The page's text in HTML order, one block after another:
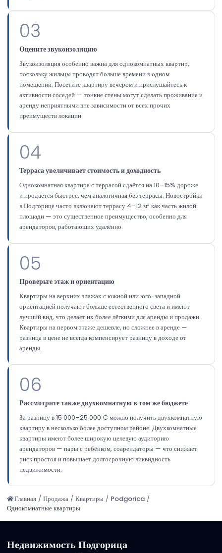
03
Оцените звукоизоляцию
Звукоизоляция особенно важна для однокомнатных квартир,
поскольку жильцы проводят больше времени в одном
помещении. Посетите квартиру вечером и прислушайтесь к
активности соседей — тонкие стены могут сделать проживание и
аренду неприятными вне зависимости от всех прочих
преимуществ локации.
04
Терраса увеличивает стоимость и доходность
Однокомнатная квартира с террасой сдаётся на 10–15% дороже
и продаётся быстрее, чем аналогичная без террасы. Новостройки
в Подгорице часто включают террасу 4–12 м² как часть жилой
площади — это существенное преимущество, особенно для
арендаторов, работающих удалённо.
05
Проверьте этаж и ориентацию
Квартиры на верхних этажах с южной или юго-западной
ориентацией получают больше естественного света и имеют
лучший вид, что делает их более лёгкими для аренды и продажи.
Квартиры на первом этаже дешевле, но сложнее в аренде —
разница в цене не всегда компенсирует разницу в доходе от
аренды.
06
Рассмотрите также двухкомнатную в том же бюджете
За разницу в 15 000–25 000 € можно получить двухкомнатную
квартиру в несколько более доступном районе. Двухкомнатные
квартиры имеют более широкую целевую аудиторию
арендаторов — пары с ребёнком, соарендаторы — что снижает
риск простоя и повышает долгосрочную ликвидность
недвижимости.
Главная / Продажа / Квартиры / Podgorica /
Однокомнатные квартиры
Недвижимость Подгорица